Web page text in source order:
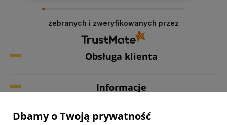
zebranych i zweryfikowanych przez
Obsługa klienta
Informacje
Twoje konto
Dbamy o Twoją prywatność